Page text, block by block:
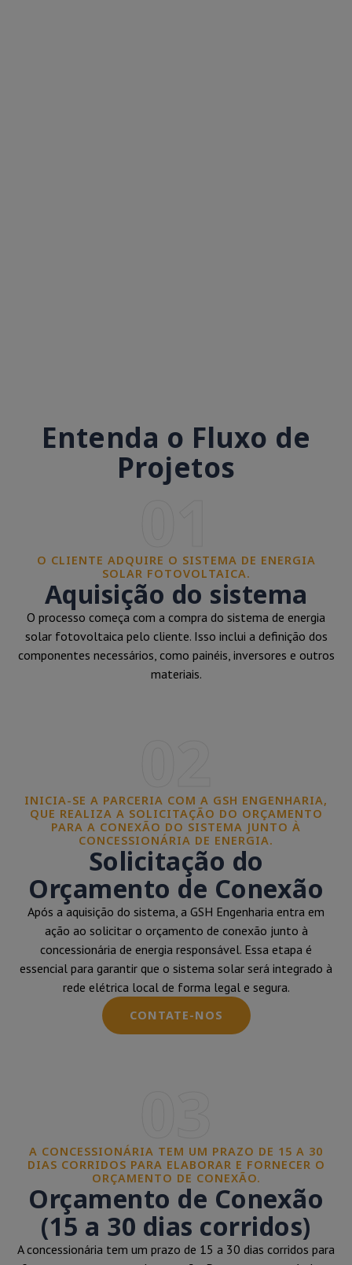
Entenda o Fluxo de
Projetos
O CLIENTE ADQUIRE O SISTEMA DE ENERGIA
SOLAR FOTOVOLTAICA.
Aquisição do sistema
O processo começa com a compra do sistema de energia
solar fotovoltaica pelo cliente. Isso inclui a definição dos
componentes necessários, como painéis, inversores e outros
materiais.
INICIA-SE A PARCERIA COM A GSH ENGENHARIA,
QUE REALIZA A SOLICITAÇÃO DO ORÇAMENTO
PARA A CONEXÃO DO SISTEMA JUNTO À
CONCESSIONÁRIA DE ENERGIA.
Solicitação do
Orçamento de Conexão
Após a aquisição do sistema, a GSH Engenharia entra em
ação ao solicitar o orçamento de conexão junto à
concessionária de energia responsável. Essa etapa é
essencial para garantir que o sistema solar será integrado à
rede elétrica local de forma legal e segura.
CONTATE-NOS
A CONCESSIONÁRIA TEM UM PRAZO DE 15 A 30
DIAS CORRIDOS PARA ELABORAR E FORNECER O
ORÇAMENTO DE CONEXÃO.
Orçamento de Conexão
(15 a 30 dias corridos)
A concessionária tem um prazo de 15 a 30 dias corridos para